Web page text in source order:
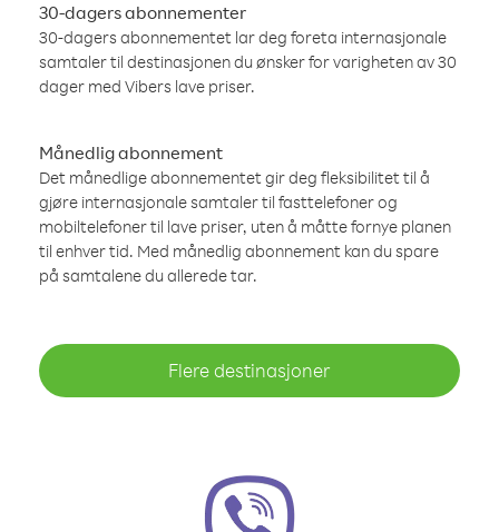
30-dagers abonnementer
30-dagers abonnementet lar deg foreta internasjonale
samtaler til destinasjonen du ønsker for varigheten av 30
dager med Vibers lave priser.
Månedlig abonnement
Det månedlige abonnementet gir deg fleksibilitet til å
gjøre internasjonale samtaler til fasttelefoner og
mobiltelefoner til lave priser, uten å måtte fornye planen
til enhver tid. Med månedlig abonnement kan du spare
på samtalene du allerede tar.
Flere destinasjoner